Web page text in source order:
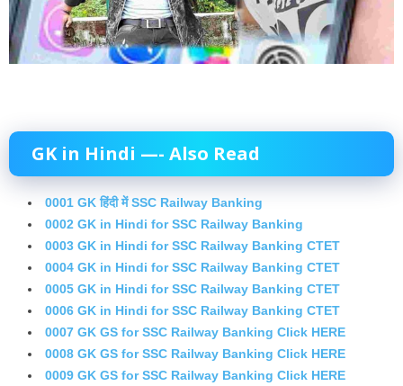
GK in Hindi —- Also Read
0001 GK हिंदी में SSC Railway Banking
0002 GK in Hindi for SSC Railway Banking
0003 GK in Hindi for SSC Railway Banking CTET
0004 GK in Hindi for SSC Railway Banking CTET
0005 GK in Hindi for SSC Railway Banking CTET
0006 GK in Hindi for SSC Railway Banking CTET
0007 GK GS for SSC Railway Banking Click HERE
0008 GK GS for SSC Railway Banking Click HERE
0009 GK GS for SSC Railway Banking Click HERE